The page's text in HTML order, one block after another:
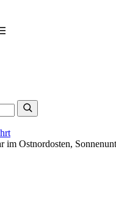
im Ostnordosten,